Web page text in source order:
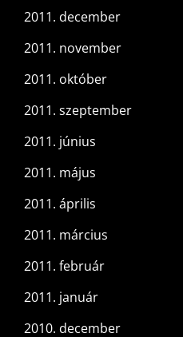
2011. december
2011. november
2011. október
2011. szeptember
2011. június
2011. május
2011. április
2011. március
2011. február
2011. január
2010. december